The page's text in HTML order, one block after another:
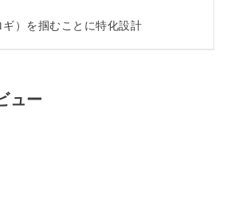
ギ）を掴むことに特化設計
ュー